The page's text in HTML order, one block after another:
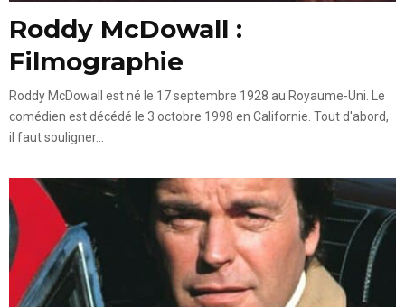
Roddy McDowall :
Filmographie
Roddy McDowall est né le 17 septembre 1928 au Royaume-Uni. Le
comédien est décédé le 3 octobre 1998 en Californie. Tout d'abord,
il faut souligner...